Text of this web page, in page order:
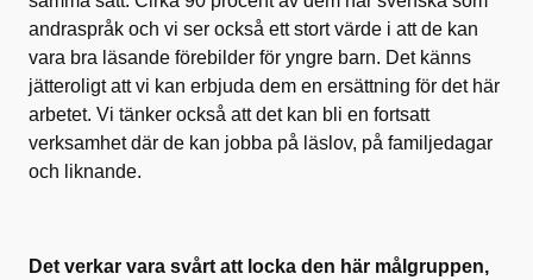
andraspråk och vi ser också ett stort värde i att de kan
vara bra läsande förebilder för yngre barn. Det känns
jätteroligt att vi kan erbjuda dem en ersättning för det här
arbetet. Vi tänker också att det kan bli en fortsatt
verksamhet där de kan jobba på läslov, på familjedagar
och liknande.
Det verkar vara svårt att locka den här målgruppen,